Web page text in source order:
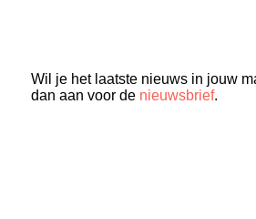
Wil je het laatste nieuws in jouw
dan aan voor de nieuwsbrief.